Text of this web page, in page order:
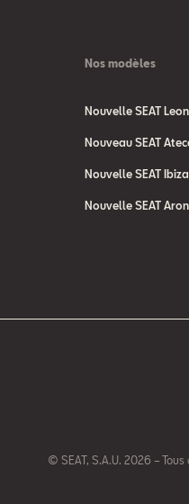
Nos modèles
Nouvelle SEAT Leon
Nouveau SEAT
Nouvelle SEAT Ibiza
Nouvelle SEAT
© SEAT, S.A.U. 2026 –